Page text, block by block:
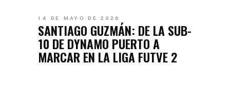
14 DE MAYO DE 2026
SANTIAGO GUZMÁN: DE LA SUB-
10 DE DYNAMO PUERTO A
MARCAR EN LA LIGA FUTVE 2